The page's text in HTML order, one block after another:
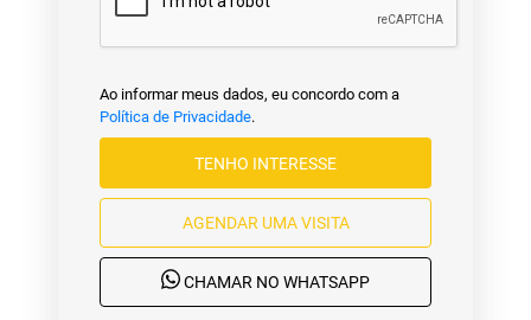
Ao informar meus dados, eu concordo com a
Política de Privacidade.
TENHO INTERESSE
AGENDAR UMA VISITA
CHAMAR NO WHATSAPP